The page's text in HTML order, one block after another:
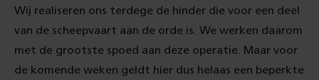
Wij realiseren ons terdege de hinder die voor een deel
van de scheepvaart aan de orde is. We werken daarom
met de grootste spoed aan deze operatie. Maar voor
de komende weken geldt hier dus helaas een beperkte